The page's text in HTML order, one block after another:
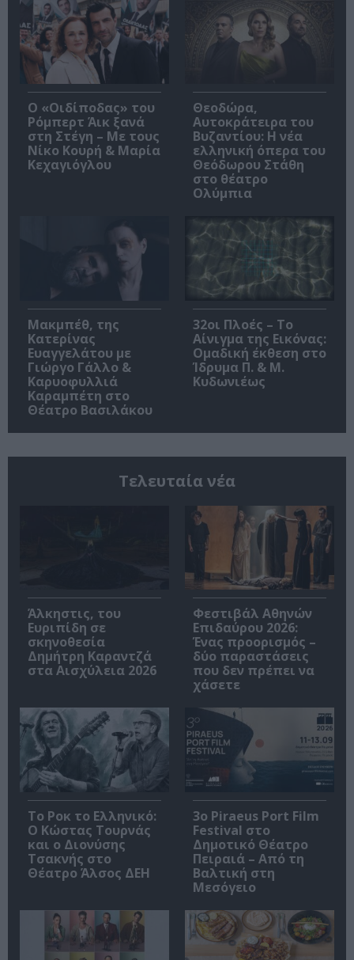
O «Οιδίποδας» του
Ρόμπερτ Άικ ξανά
στη Στέγη – Με τους
Νίκο Κουρή & Μαρία
Κεχαγιόγλου
Θεοδώρα,
Αυτοκράτειρα του
Βυζαντίου: Η νέα
ελληνική όπερα του
Θεόδωρου Στάθη
στο θέατρο
Ολύμπια
Μακμπέθ, της
Κατερίνας
Ευαγγελάτου με
Γιώργο Γάλλο &
Καρυοφυλλιά
Καραμπέτη στο
Θέατρο Βασιλάκου
32οι Πλοές – Το
Αίνιγμα της Εικόνας:
Ομαδική έκθεση στο
Ίδρυμα Π. & Μ.
Κυδωνιέως
Τελευταία νέα
Άλκηστις, του
Ευριπίδη σε
σκηνοθεσία
Δημήτρη Καραντζά
στα Αισχύλεια 2026
Φεστιβάλ Αθηνών
Επιδαύρου 2026:
Ένας προορισμός –
δύο παραστάσεις
που δεν πρέπει να
χάσετε
Το Ροκ το Ελληνικό:
Ο Κώστας Τουρνάς
και ο Διονύσης
Τσακνής στο
Θέατρο Άλσος ΔΕΗ
3o Piraeus Port Film
Festival στο
Δημοτικό Θέατρο
Πειραιά – Από τη
Βαλτική στη
Μεσόγειο